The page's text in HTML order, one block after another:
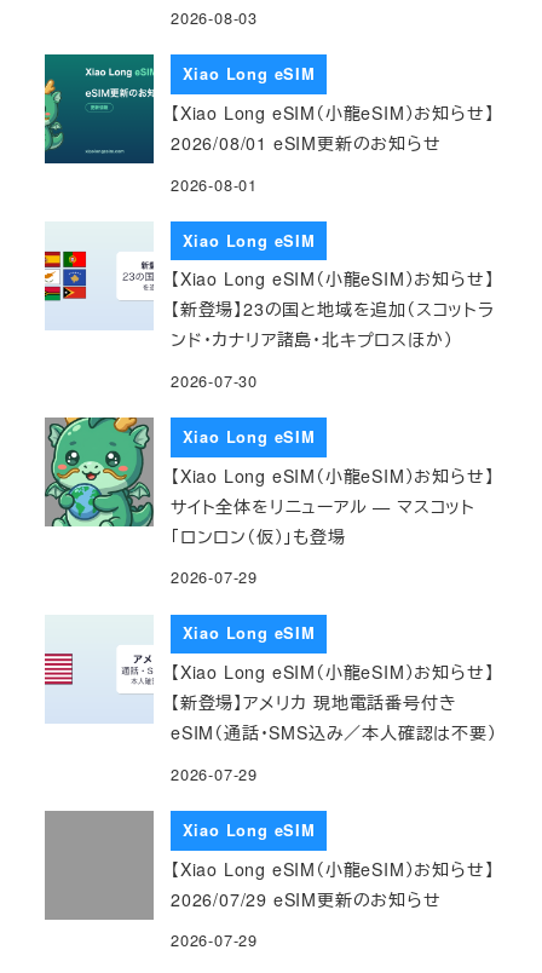
2026-08-03
Xiao Long eSIM
【Xiao Long eSIM（小龍eSIM）お知らせ】
2026/08/01 eSIM更新のお知らせ
2026-08-01
Xiao Long eSIM
【Xiao Long eSIM（小龍eSIM）お知らせ】
【新登場】23の国と地域を追加（スコットラ
ンド・カナリア諸島・北キプロスほか）
2026-07-30
Xiao Long eSIM
【Xiao Long eSIM（小龍eSIM）お知らせ】
サイト全体をリニューアル — マスコット
「ロンロン（仮）」も登場
2026-07-29
Xiao Long eSIM
【Xiao Long eSIM（小龍eSIM）お知らせ】
【新登場】アメリカ 現地電話番号付き
eSIM（通話・SMS込み／本人確認は不要）
2026-07-29
Xiao Long eSIM
【Xiao Long eSIM（小龍eSIM）お知らせ】
2026/07/29 eSIM更新のお知らせ
2026-07-29